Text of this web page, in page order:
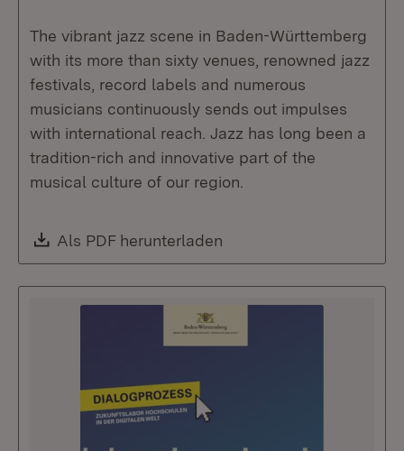
The vibrant jazz scene in Baden-Württemberg
with its more than sixty venues, renowned jazz
festivals, record labels and numerous
musicians continuously sends out impulses
with international reach. Jazz has long been a
tradition-rich and innovative part of the
musical culture of our region.
Download:
Als PDF herunterladen